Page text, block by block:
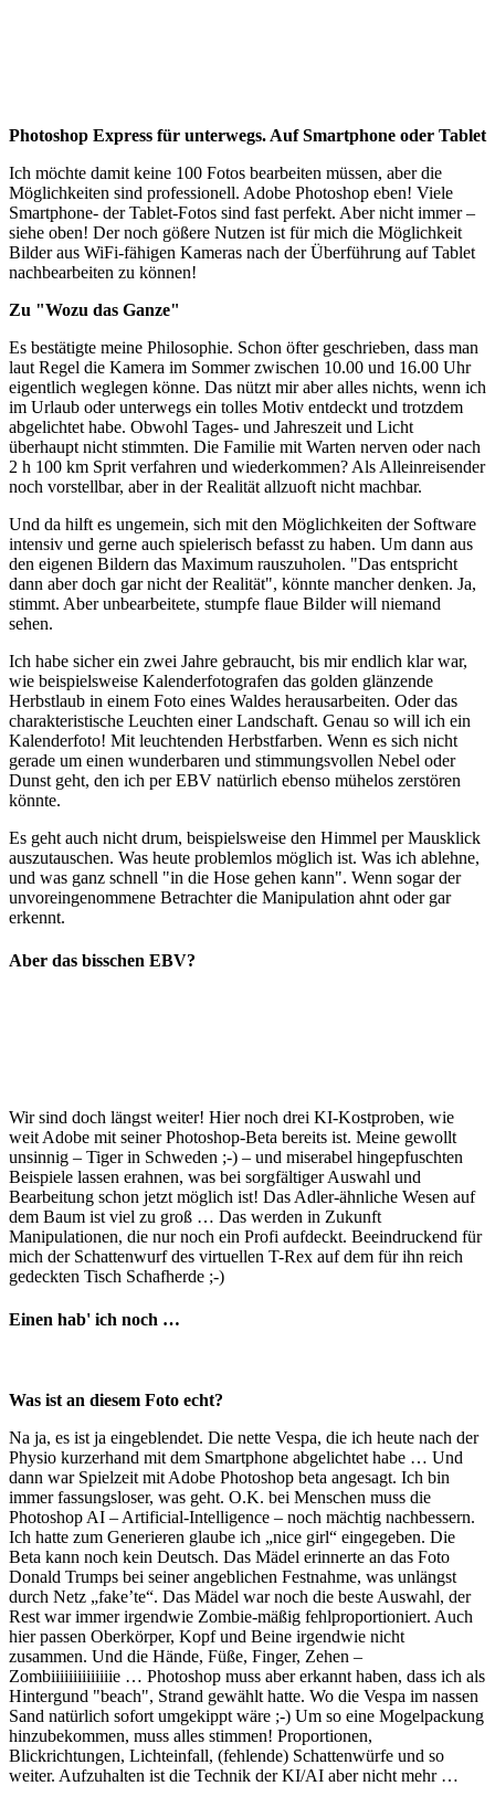
Photoshop Express für unterwegs. Auf Smartphone oder Tablet
Ich möchte damit keine 100 Fotos bearbeiten müssen, aber die
Möglichkeiten sind professionell. Adobe Photoshop eben! Viele
Smartphone- der Tablet-Fotos sind fast perfekt. Aber nicht immer –
siehe oben! Der noch gößere Nutzen ist für mich die Möglichkeit
Bilder aus WiFi-fähigen Kameras nach der Überführung auf Tablet
nachbearbeiten zu können!
Zu "Wozu das Ganze"
Es bestätigte meine Philosophie. Schon öfter geschrieben, dass man
laut Regel die Kamera im Sommer zwischen 10.00 und 16.00 Uhr
eigentlich weglegen könne. Das nützt mir aber alles nichts, wenn ich
im Urlaub oder unterwegs ein tolles Motiv entdeckt und trotzdem
abgelichtet habe. Obwohl Tages- und Jahreszeit und Licht
überhaupt nicht stimmten. Die Familie mit Warten nerven oder nach
2 h 100 km Sprit verfahren und wiederkommen? Als Alleinreisender
noch vorstellbar, aber in der Realität allzuoft nicht machbar.
Und da hilft es ungemein, sich mit den Möglichkeiten der Software
intensiv und gerne auch spielerisch befasst zu haben. Um dann aus
den eigenen Bildern das Maximum rauszuholen. "Das entspricht
dann aber doch gar nicht der Realität", könnte mancher denken. Ja,
stimmt. Aber unbearbeitete, stumpfe flaue Bilder will niemand
sehen.
Ich habe sicher ein zwei Jahre gebraucht, bis mir endlich klar war,
wie beispielsweise Kalenderfotografen das golden glänzende
Herbstlaub in einem Foto eines Waldes herausarbeiten. Oder das
charakteristische Leuchten einer Landschaft. Genau so will ich ein
Kalenderfoto! Mit leuchtenden Herbstfarben. Wenn es sich nicht
gerade um einen wunderbaren und stimmungsvollen Nebel oder
Dunst geht, den ich per EBV natürlich ebenso mühelos zerstören
könnte.
Es geht auch nicht drum, beispielsweise den Himmel per Mausklick
auszutauschen. Was heute problemlos möglich ist. Was ich ablehne,
und was ganz schnell "in die Hose gehen kann". Wenn sogar der
unvoreingenommene Betrachter die Manipulation ahnt oder gar
erkennt.
Aber das bisschen EBV?
Wir sind doch längst weiter! Hier noch drei KI-Kostproben, wie
weit Adobe mit seiner Photoshop-Beta bereits ist. Meine gewollt
unsinnig – Tiger in Schweden ;-) – und miserabel hingepfuschten
Beispiele lassen erahnen, was bei sorgfältiger Auswahl und
Bearbeitung schon jetzt möglich ist! Das Adler-ähnliche Wesen auf
dem Baum ist viel zu groß … Das werden in Zukunft
Manipulationen, die nur noch ein Profi aufdeckt. Beeindruckend für
mich der Schattenwurf des virtuellen T-Rex auf dem für ihn reich
gedeckten Tisch Schafherde ;-)
Einen hab' ich noch …
Was ist an diesem Foto echt?
Na ja, es ist ja eingeblendet. Die nette Vespa, die ich heute nach der
Physio kurzerhand mit dem Smartphone abgelichtet habe … Und
dann war Spielzeit mit Adobe Photoshop beta angesagt. Ich bin
immer fassungsloser, was geht. O.K. bei Menschen muss die
Photoshop AI – Artificial-Intelligence – noch mächtig nachbessern.
Ich hatte zum Generieren glaube ich „nice girl“ eingegeben. Die
Beta kann noch kein Deutsch. Das Mädel erinnerte an das Foto
Donald Trumps bei seiner angeblichen Festnahme, was unlängst
durch Netz „fake’te“. Das Mädel war noch die beste Auswahl, der
Rest war immer irgendwie Zombie-mäßig fehlproportioniert. Auch
hier passen Oberkörper, Kopf und Beine irgendwie nicht
zusammen. Und die Hände, Füße, Finger, Zehen –
Zombiiiiiiiiiiiiiie … Photoshop muss aber erkannt haben, dass ich als
Hintergund "beach", Strand gewählt hatte. Wo die Vespa im nassen
Sand natürlich sofort umgekippt wäre ;-) Um so eine Mogelpackung
hinzubekommen, muss alles stimmen! Proportionen,
Blickrichtungen, Lichteinfall, (fehlende) Schattenwürfe und so
weiter. Aufzuhalten ist die Technik der KI/AI aber nicht mehr …